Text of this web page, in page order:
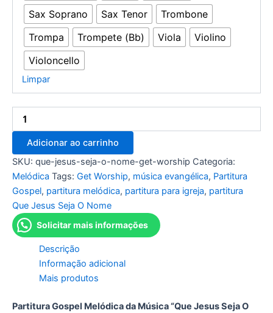
Sax Soprano
Sax Tenor
Trombone
Trompa
Trompete (Bb) Viola
Violino
Violoncello
Limpar
Adicionar ao carrinho
SKU: que-jesus-seja-o-nome-get-worship Categoria:
Melódica Tags: Get Worship, música evangélica, Partitura
Gospel, partitura melódica, partitura para igreja, partitura
Que Jesus Seja O Nome
Solicitar mais informações
Descrição
Informação adicional
Mais produtos
Partitura Gospel Melódica da Música “Que Jesus Seja O